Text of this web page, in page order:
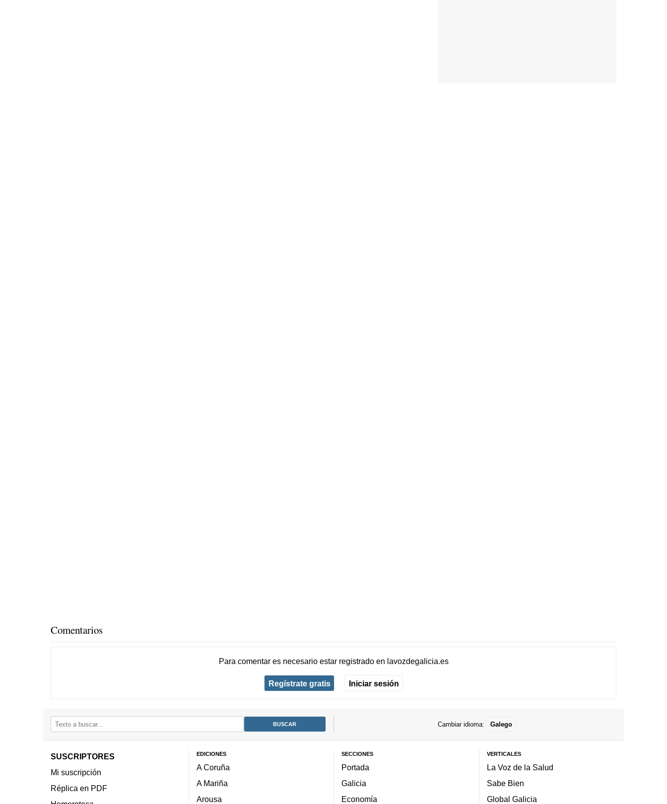
Comentarios
Para comentar es necesario estar registradoen lavozdegalicia.es
Regístrate gratis Iniciar sesión
Cambiar idioma: Galego
SUSCRIPTORES
Mi suscripción
Réplica en PDF
EDICIONES
A Coruña
A Mariña
Arousa
SECCIONES
Portada
Galicia
Economía
VERTICALES
La Voz de la Salud
Sabe Bien
Global Galicia